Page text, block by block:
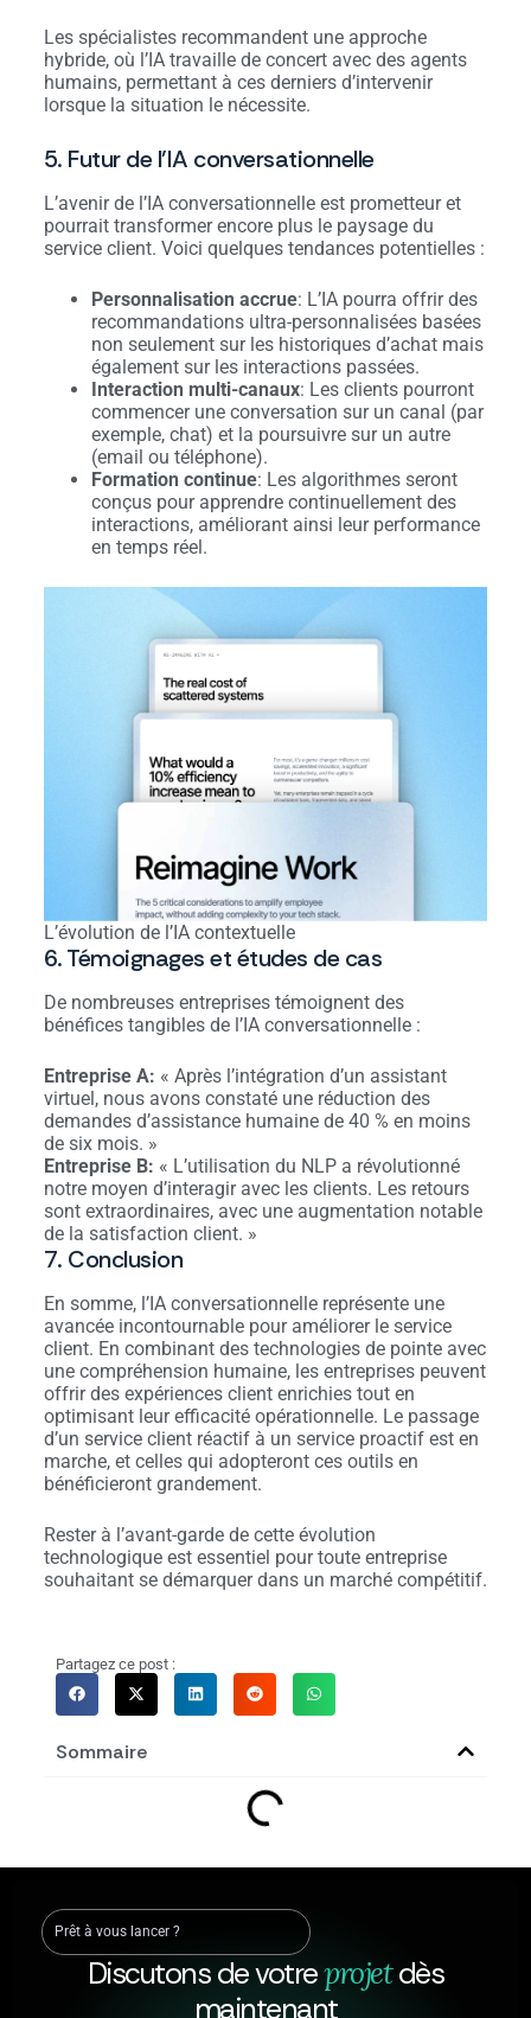
Les spécialistes recommandent une approche
hybride, où l’IA travaille de concert avec des agents
humains, permettant à ces derniers d’intervenir
lorsque la situation le nécessite.
5. Futur de l’IA conversationnelle
L’avenir de l’IA conversationnelle est prometteur et
pourrait transformer encore plus le paysage du
service client. Voici quelques tendances potentielles :
Personnalisation accrue: L’IA pourra offrir des
recommandations ultra-personnalisées basées
non seulement sur les historiques d’achat mais
également sur les interactions passées.
Interaction multi-canaux: Les clients pourront
commencer une conversation sur un canal (par
exemple, chat) et la poursuivre sur un autre
(email ou téléphone).
Formation continue: Les algorithmes seront
conçus pour apprendre continuellement des
interactions, améliorant ainsi leur performance
en temps réel.
L’évolution de l’IA contextuelle
6. Témoignages et études de cas
De nombreuses entreprises témoignent des
bénéfices tangibles de l’IA conversationnelle :
Entreprise A: « Après l’intégration d’un assistant
virtuel, nous avons constaté une réduction des
demandes d’assistance humaine de 40 % en moins
de six mois. »
Entreprise B: « L’utilisation du NLP a révolutionné
notre moyen d’interagir avec les clients. Les retours
sont extraordinaires, avec une augmentation notable
de la satisfaction client. »
7. Conclusion
En somme, l’IA conversationnelle représente une
avancée incontournable pour améliorer le service
client. En combinant des technologies de pointe avec
une compréhension humaine, les entreprises peuvent
offrir des expériences client enrichies tout en
optimisant leur efficacité opérationnelle. Le passage
d’un service client réactif à un service proactif est en
marche, et celles qui adopteront ces outils en
bénéficieront grandement.
Rester à l’avant-garde de cette évolution
technologique est essentiel pour toute entreprise
souhaitant se démarquer dans un marché compétitif.
Partagez ce post :
Sommaire
Prêt à vous lancer ?
Discutons de votreprojet dès
maintenant